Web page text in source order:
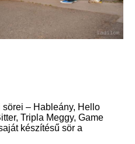
sörei – Hableány, Hello
Tripla Meggy, Game
készítésű sör a